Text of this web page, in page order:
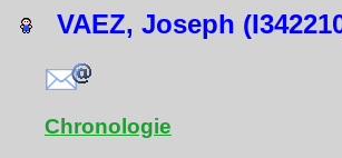
VAEZ, Joseph
Chronologie